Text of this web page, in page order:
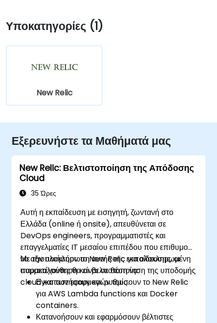
Υποκατηγορίες (1)
New Relic
Εξερευνήστε τα Μαθήματά μας
New Relic: Βελτιστοποίηση της Απόδοσης
Cloud
35 Ώρες
Αυτή η εκπαίδευση με εισηγητή, ζωντανή στο
Ελλάδα (online ή onsite), απευθύνεται σε
DevOps engineers, προγραμματιστές και
επαγγελματίες IT μεσαίου επιπέδου που επιθυμούν
να αξιοποιήσουν το New Relic για ολοκληρωμένη
παρακολούθηση και βελτιστοποίηση της υποδομής
cloud και των εφαρμογών τους.
Με την ολοκλήρωση αυτής της εκπαίδευσης, οι
συμμετέχοντες θα είναι σε θέση να:
Εγκαταστήσουν και ρυθμίσουν το New Relic
για AWS Lambda functions και Docker
containers.
Κατανοήσουν και εφαρμόσουν βέλτιστες